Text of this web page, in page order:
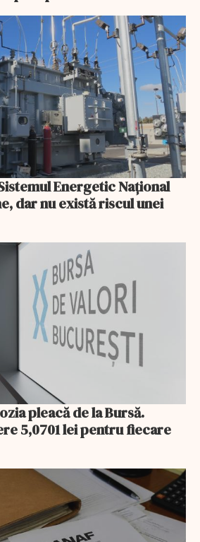
Energetic Național
dar nu există riscul unei
pleacă de la Bursă.
5,0701 lei pentru fiecare